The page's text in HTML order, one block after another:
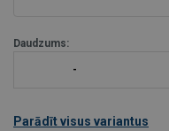
Daudzums:
Parādīt visus variantus